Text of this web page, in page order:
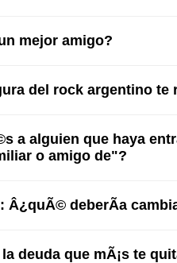
mejor amigo?
del rock argentino te
a alguien que haya
o amigo de"?
Â¿quÃ© deberÃ­a
deuda que mÃ¡s te